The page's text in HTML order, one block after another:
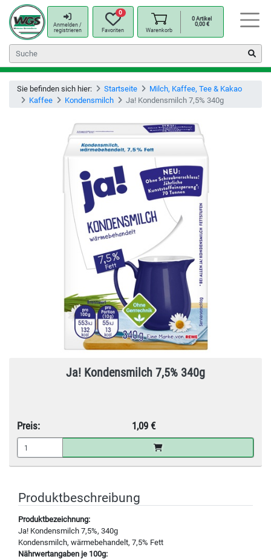
Anmelden /
registrieren
0
Favoriten Warenkorb
0Artikel
0,00 €
Sie befinden sich hier: Startseite
Milch, Kaffee, Tee & Kakao
Kaffee
Kondensmilch Ja! Kondensmilch 7,5% 340g
Ja! Kondensmilch 7,5% 340g
Preis: 1,09 €
Produktbeschreibung
Produktbezeichnung:
Ja! Kondensmilch 7,5%, 340g
Kondensmilch, wärmebehandelt, 7,5% Fett
Nährwertangaben je 100g: